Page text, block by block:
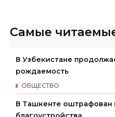
Самые
В Узбекистане
рождаемость
ОБЩЕСТВО
В Ташкенте оштрафован